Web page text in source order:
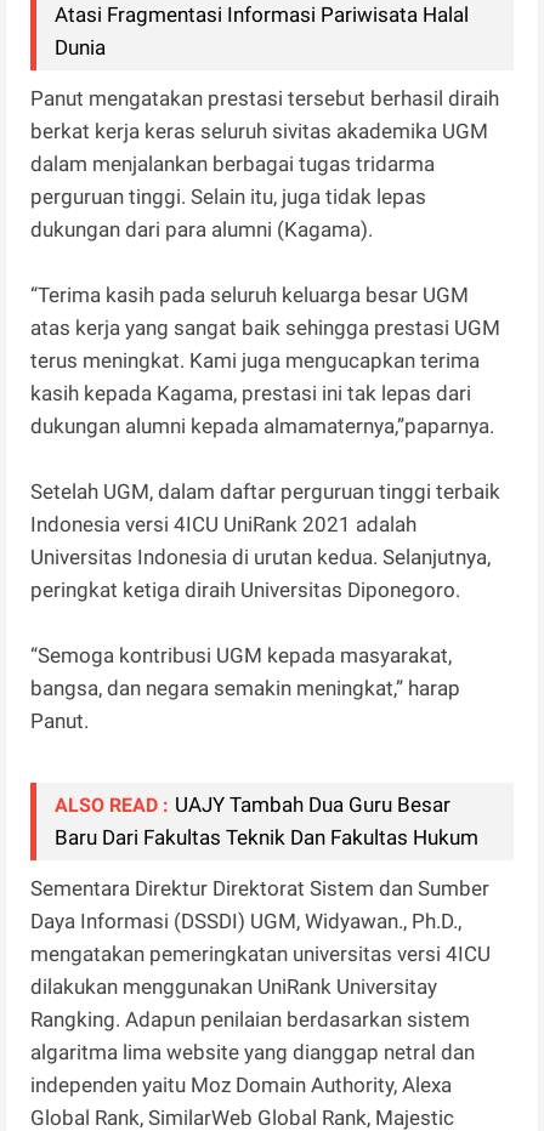
Atasi Fragmentasi Informasi Pariwisata Halal
Dunia
Panut mengatakan prestasi tersebut berhasil diraih
berkat kerja keras seluruh sivitas akademika UGM
dalam menjalankan berbagai tugas tridarma
perguruan tinggi. Selain itu, juga tidak lepas
dukungan dari para alumni (Kagama).
“Terima kasih pada seluruh keluarga besar UGM
atas kerja yang sangat baik sehingga prestasi UGM
terus meningkat. Kami juga mengucapkan terima
kasih kepada Kagama, prestasi ini tak lepas dari
dukungan alumni kepada almamaternya,”paparnya.
Setelah UGM, dalam daftar perguruan tinggi terbaik
Indonesia versi 4ICU UniRank 2021 adalah
Universitas Indonesia di urutan kedua. Selanjutnya,
peringkat ketiga diraih Universitas Diponegoro.
“Semoga kontribusi UGM kepada masyarakat,
bangsa, dan negara semakin meningkat,” harap
Panut.
ALSO READ : UAJY Tambah Dua Guru Besar
Baru Dari Fakultas Teknik Dan Fakultas Hukum
Sementara Direktur Direktorat Sistem dan Sumber
Daya Informasi (DSSDI) UGM, Widyawan., Ph.D.,
mengatakan pemeringkatan universitas versi 4ICU
dilakukan menggunakan UniRank Universitay
Rangking. Adapun penilaian berdasarkan sistem
algaritma lima website yang dianggap netral dan
independen yaitu Moz Domain Authority, Alexa
Global Rank, SimilarWeb Global Rank, Majestic